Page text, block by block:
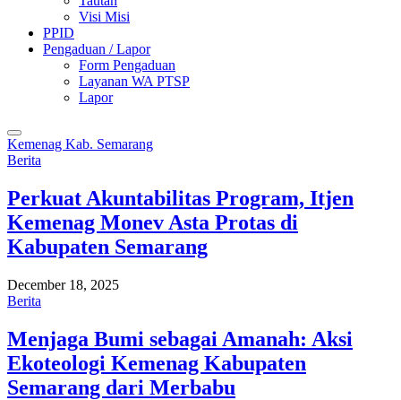
Visi Misi
PPID
Pengaduan / Lapor
Form Pengaduan
Layanan WA PTSP
Lapor
Kemenag Kab. Semarang
Berita
Perkuat Akuntabilitas Program, Itjen
Kemenag Monev Asta Protas di
Kabupaten Semarang
December 18, 2025
Berita
Menjaga Bumi sebagai Amanah: Aksi
Ekoteologi Kemenag Kabupaten
Semarang dari Merbabu